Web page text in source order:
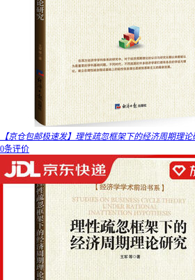
【京仓包邮极速发】理性疏忽框架下的经济周期理论
0条评价